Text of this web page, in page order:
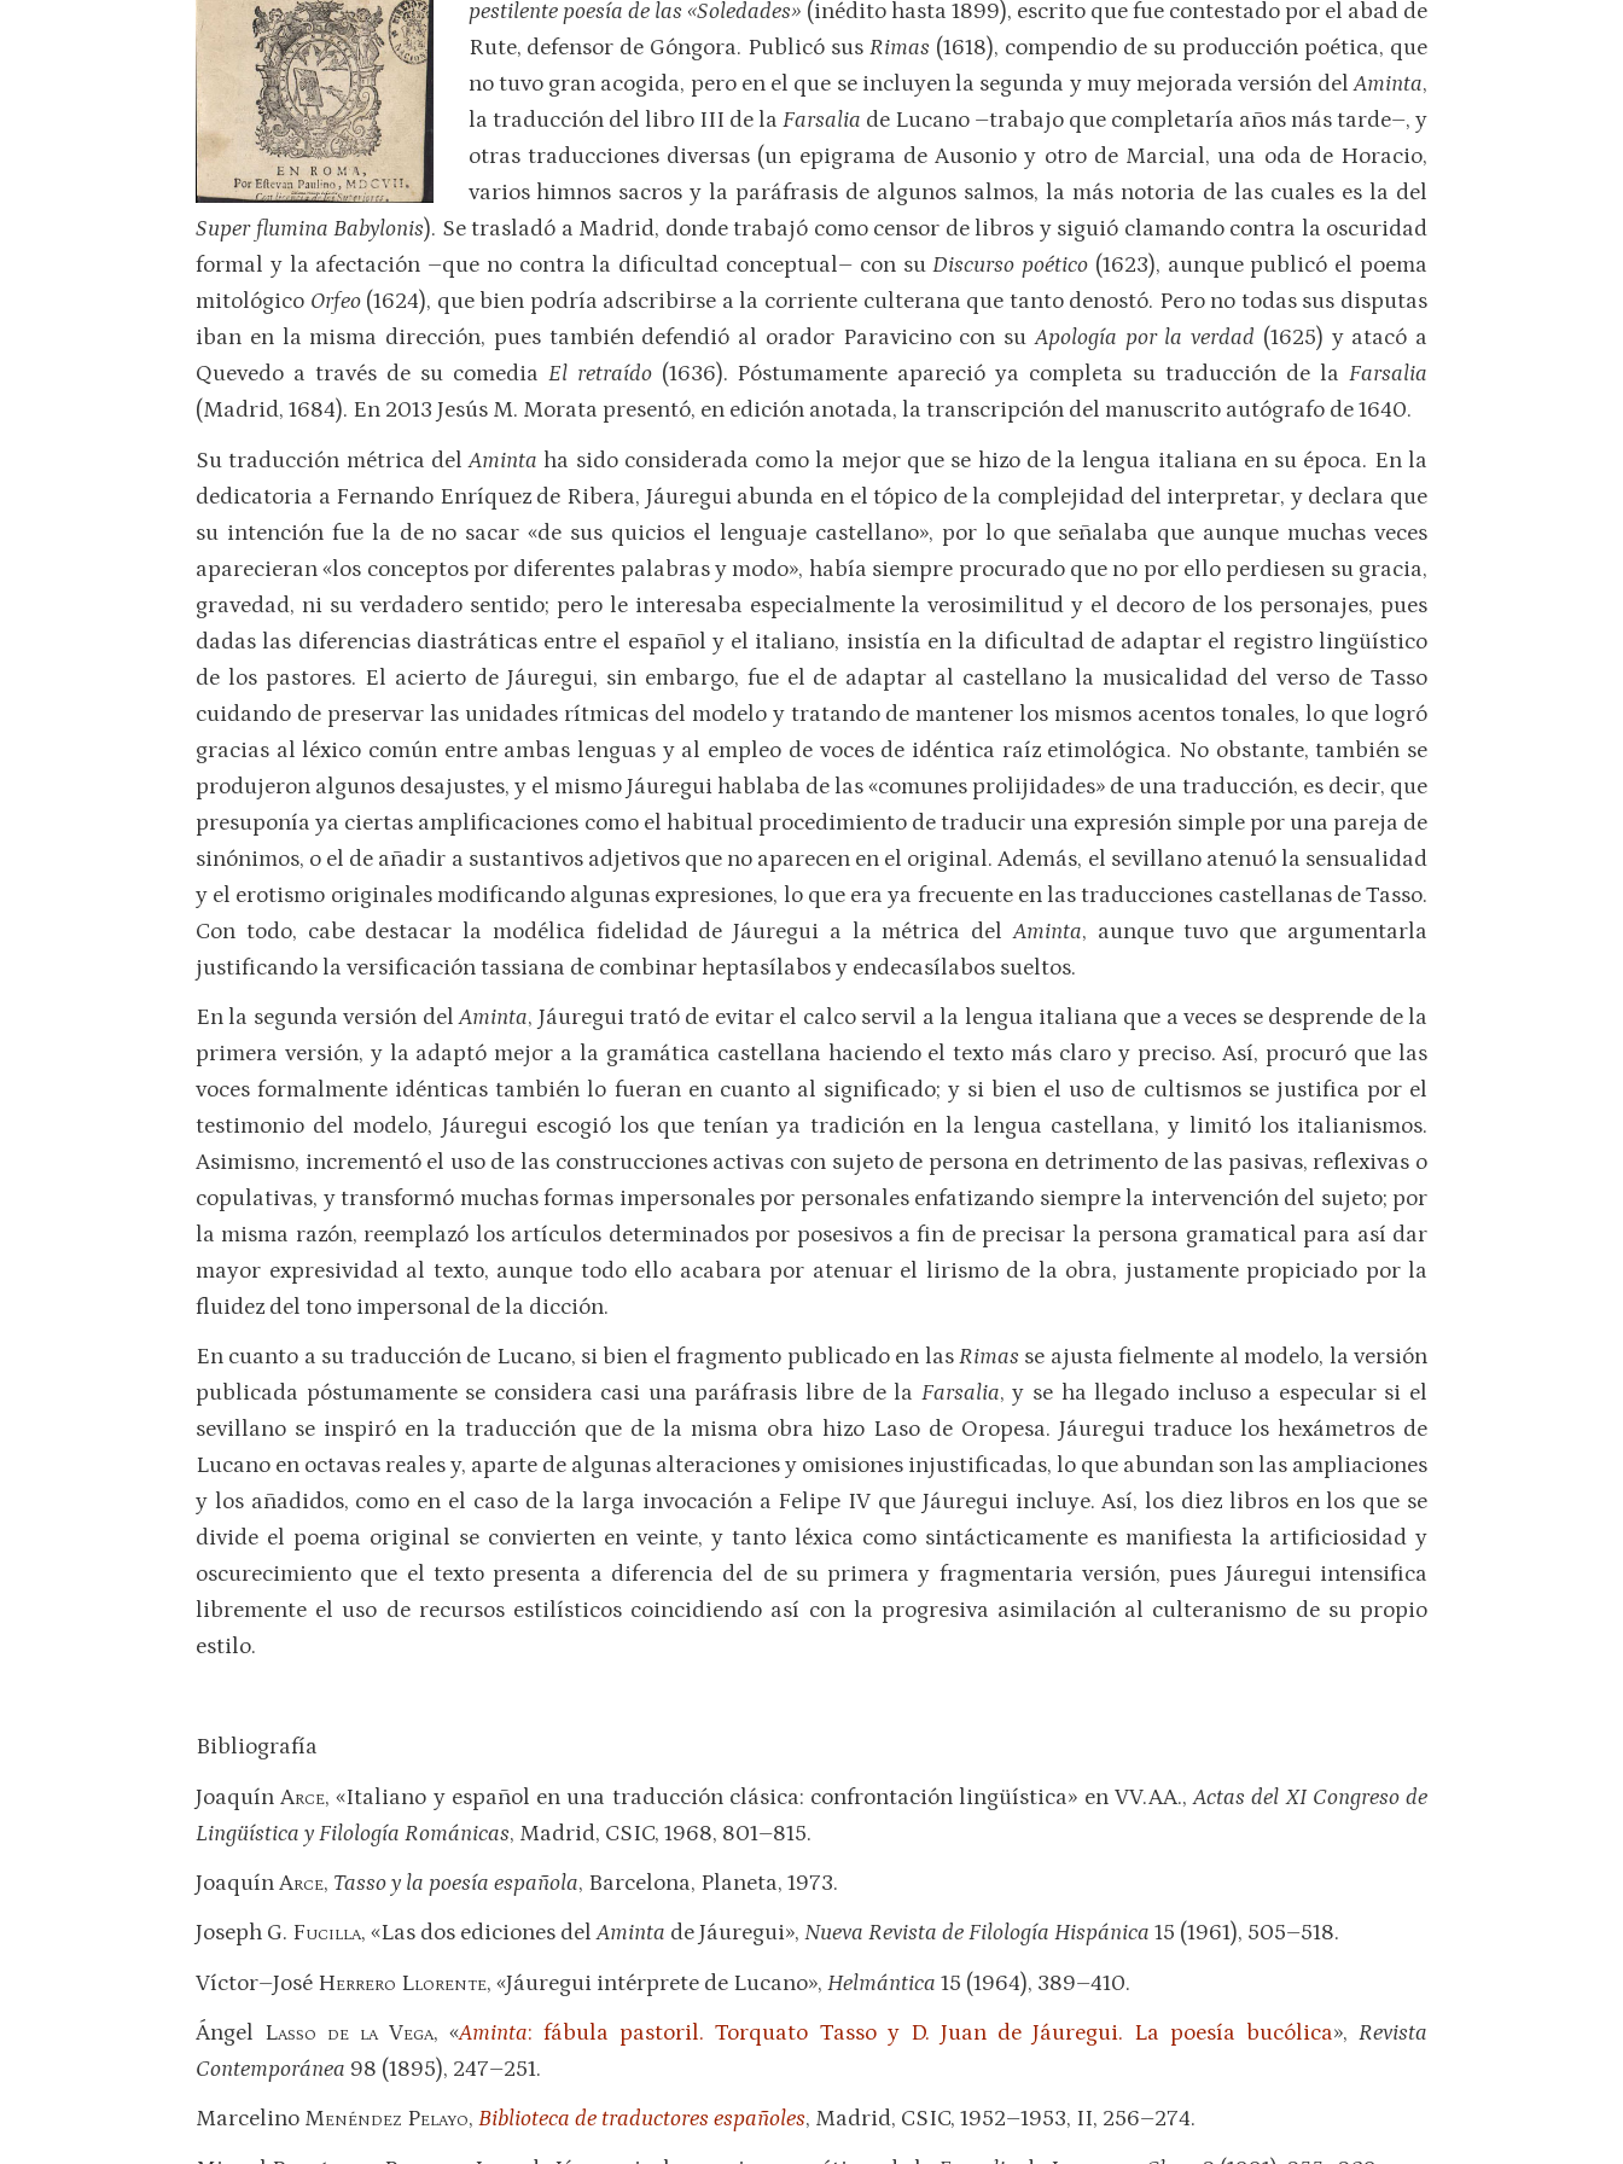
pestilente poesía de las «Soledades» (inédito hasta 1899), escrito que fue contestado por el abad de
Rute, defensor de Góngora. Publicó susRimas (1618), compendio de su producción poética, que
no tuvo gran acogida, pero en el que se incluyen la segunda y muy mejorada versión delAminta,
la traducción del libro III de la Farsalia de Lucano –trabajo que completaría años más tarde–, y
otras traducciones diversas (un epigrama de Ausonio y otro de Marcial, una oda de Horacio,
varios himnos sacros y la paráfrasis de algunos salmos, la más notoria de las cuales es la del
Super flumina Babylonis). Se trasladó a Madrid, donde trabajó como censor de libros y siguió clamando contra la oscuridad
formal y la afectación –que no contra la dificultad conceptual– con suDiscurso poético (1623), aunque publicó el poema
mitológico Orfeo (1624), que bien podría adscribirse a la corriente culterana que tanto denostó. Pero no todas sus disputas
iban en la misma dirección, pues también defendió al orador Paravicino con suApología por la verdad (1625) y atacó a
Quevedo a través de su comedia El retraído (1636). Póstumamente apareció ya completa su traducción de laFarsalia
(Madrid, 1684). En 2013 Jesús M. Morata presentó, en edición anotada, la transcripción del manuscrito autógrafo de 1640.
Su traducción métrica delAminta ha sido considerada como la mejor que se hizo de la lengua italiana en su época. En la
dedicatoria a Fernando Enríquez de Ribera, Jáuregui abunda en el tópico de la complejidad del interpretar, y declara que
su intención fue la de no sacar «de sus quicios el lenguaje castellano», por lo que señalaba que aunque muchas veces
aparecieran «los conceptos por diferentes palabras y modo», había siempre procurado que no por ello perdiesen su gracia,
gravedad, ni su verdadero sentido; pero le interesaba especialmente la verosimilitud y el decoro de los personajes, pues
dadas las diferencias diastráticas entre el español y el italiano, insistía en la dificultad de adaptar el registro lingüístico
de los pastores. El acierto de Jáuregui, sin embargo, fue el de adaptar al castellano la musicalidad del verso de Tasso
cuidando de preservar las unidades rítmicas del modelo y tratando de mantener los mismos acentos tonales, lo que logró
gracias al léxico común entre ambas lenguas y al empleo de voces de idéntica raíz etimológica. No obstante, también se
produjeron algunos desajustes, y el mismo Jáuregui hablaba de las «comunes prolijidades» de una traducción, es decir, que
presuponía ya ciertas amplificaciones como el habitual procedimiento de traducir una expresión simple por una pareja de
sinónimos, o el de añadir a sustantivos adjetivos que no aparecen en el original. Además, el sevillano atenuó la sensualidad
y el erotismo originales modificando algunas expresiones, lo que era ya frecuente en las traducciones castellanas de Tasso.
Con todo, cabe destacar la modélica fidelidad de Jáuregui a la métrica delAminta, aunque tuvo que argumentarla
justificando la versificación tassiana de combinar heptasílabos y endecasílabos sueltos.
En la segunda versión delAminta, Jáuregui trató de evitar el calco servil a la lengua italiana que a veces se desprende de la
primera versión, y la adaptó mejor a la gramática castellana haciendo el texto más claro y preciso. Así, procuró que las
voces formalmente idénticas también lo fueran en cuanto al significado; y si bien el uso de cultismos se justifica por el
testimonio del modelo, Jáuregui escogió los que tenían ya tradición en la lengua castellana, y limitó los italianismos.
Asimismo, incrementó el uso de las construcciones activas con sujeto de persona en detrimento de las pasivas, reflexivas o
copulativas, y transformó muchas formas impersonales por personales enfatizando siempre la intervención del sujeto; por
la misma razón, reemplazó los artículos determinados por posesivos a fin de precisar la persona gramatical para así dar
mayor expresividad al texto, aunque todo ello acabara por atenuar el lirismo de la obra, justamente propiciado por la
fluidez del tono impersonal de la dicción.
En cuanto a su traducción de Lucano, si bien el fragmento publicado en lasRimas se ajusta fielmente al modelo, la versión
publicada póstumamente se considera casi una paráfrasis libre de la Farsalia, y se ha llegado incluso a especular si el
sevillano se inspiró en la traducción que de la misma obra hizo Laso de Oropesa. Jáuregui traduce los hexámetros de
Lucano en octavas reales y, aparte de algunas alteraciones y omisiones injustificadas, lo que abundan son las ampliaciones
y los añadidos, como en el caso de la larga invocación a Felipe IV que Jáuregui incluye. Así, los diez libros en los que se
divide el poema original se convierten en veinte, y tanto léxica como sintácticamente es manifiesta la artificiosidad y
oscurecimiento que el texto presenta a diferencia del de su primera y fragmentaria versión, pues Jáuregui intensifica
libremente el uso de recursos estilísticos coincidiendo así con la progresiva asimilación al culteranismo de su propio
estilo.
Bibliografía
JoaquínArce, «Italiano y español en una traducción clásica: confrontación lingüística» en VV.AA.,Actas del XI Congreso de
Lingüística y Filología Románicas, Madrid, CSIC, 1968, 801–815.
JoaquínArce, Tasso y la poesía española, Barcelona, Planeta, 1973.
Joseph G. Fucilla, «Las dos ediciones delAminta de Jáuregui», Nueva Revista de Filología Hispánica 15 (1961), 505–518.
Víctor–José Herrero Llorente, «Jáuregui intérprete de Lucano», Helmántica 15 (1964), 389–410.
Ángel Lasso de la Vega, «Aminta: fábula pastoril. Torquato Tasso y D. Juan de Jáuregui. La poesía bucólica»,Revista
Contemporánea 98 (1895), 247–251.
Marcelino Menéndez Pelayo, Biblioteca de traductores españoles, Madrid, CSIC, 1952–1953, II, 256–274.